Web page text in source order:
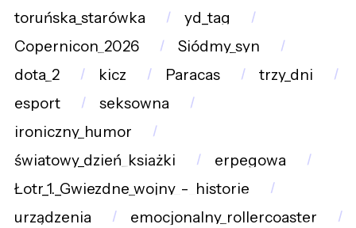
toruńska_starówka
yd_tag
Copernicon_2026
Siódmy_syn
dota_2
kicz Paracas
trzy_dni
esport
seksowna
ironiczny_humor
światowy_dzień_książki
erpegowa
Łotr_1._Gwiezdne_wojny_-_historie
urządzenia
emocjonalny_rollercoaster